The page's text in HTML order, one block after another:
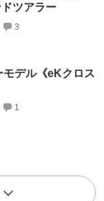
ツアラー
3
モデル《eKクロス
1